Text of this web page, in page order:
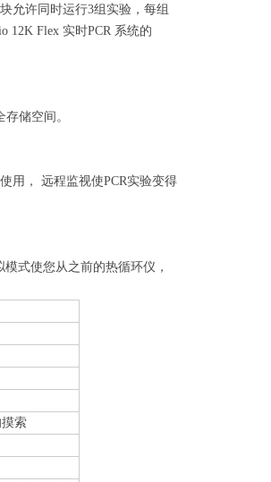
允许同时运行3组实验，每组
12K Flex 实时PCR 系统的
储空间。
用， 远程监视使PCR实验变得
式使您从之前的热循环仪，
索